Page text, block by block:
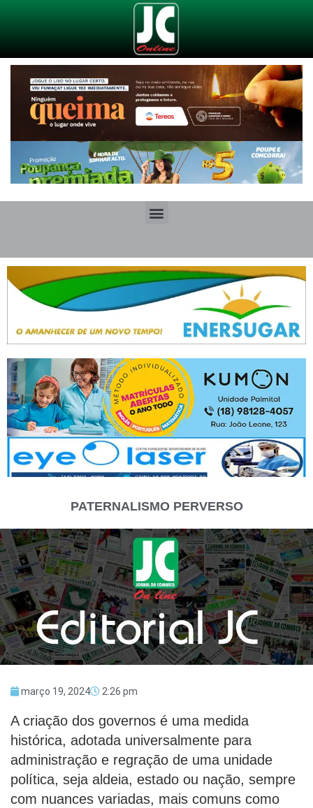
PATERNALISMO PERVERSO
março 19, 2024 2:26 pm
A criação dos governos é uma medida
histórica, adotada universalmente para
administração e regração de uma unidade
política, seja aldeia, estado ou nação, sempre
com nuances variadas, mais comuns como